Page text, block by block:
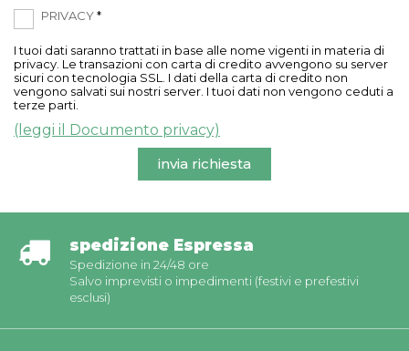
PRIVACY*
I tuoi dati saranno trattati in base alle nome vigenti in materia di
privacy. Le transazioni con carta di credito avvengono su server
sicuri con tecnologia SSL. I dati della carta di credito non
vengono salvati sui nostri server. I tuoi dati non vengono ceduti a
terze parti.
(leggi il Documento privacy)
invia richiesta
spedizione Espressa
Spedizione in 24/48 ore
Salvo imprevisti o impedimenti (festivi e prefestivi
esclusi)